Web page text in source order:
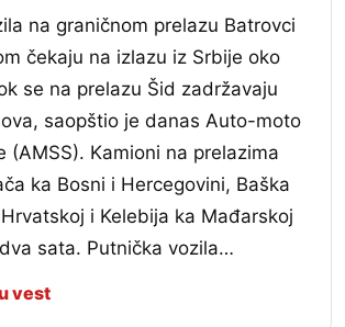
na graničnom prelazu Batrovci
čekaju na izlazu iz Srbije oko
se na prelazu Šid zadržavaju
saopštio je danas Auto-moto
(AMSS). Kamioni na prelazima
ka Bosni i Hercegovini, Baška
i Kelebija ka Mađarskoj
sata. Putnička vozila…
vest